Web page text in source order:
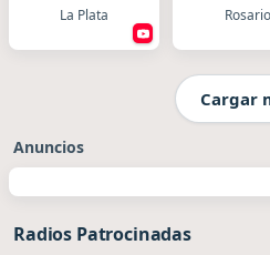
La Plata Rosario
Cargar
Anuncios
Radios Patrocinadas